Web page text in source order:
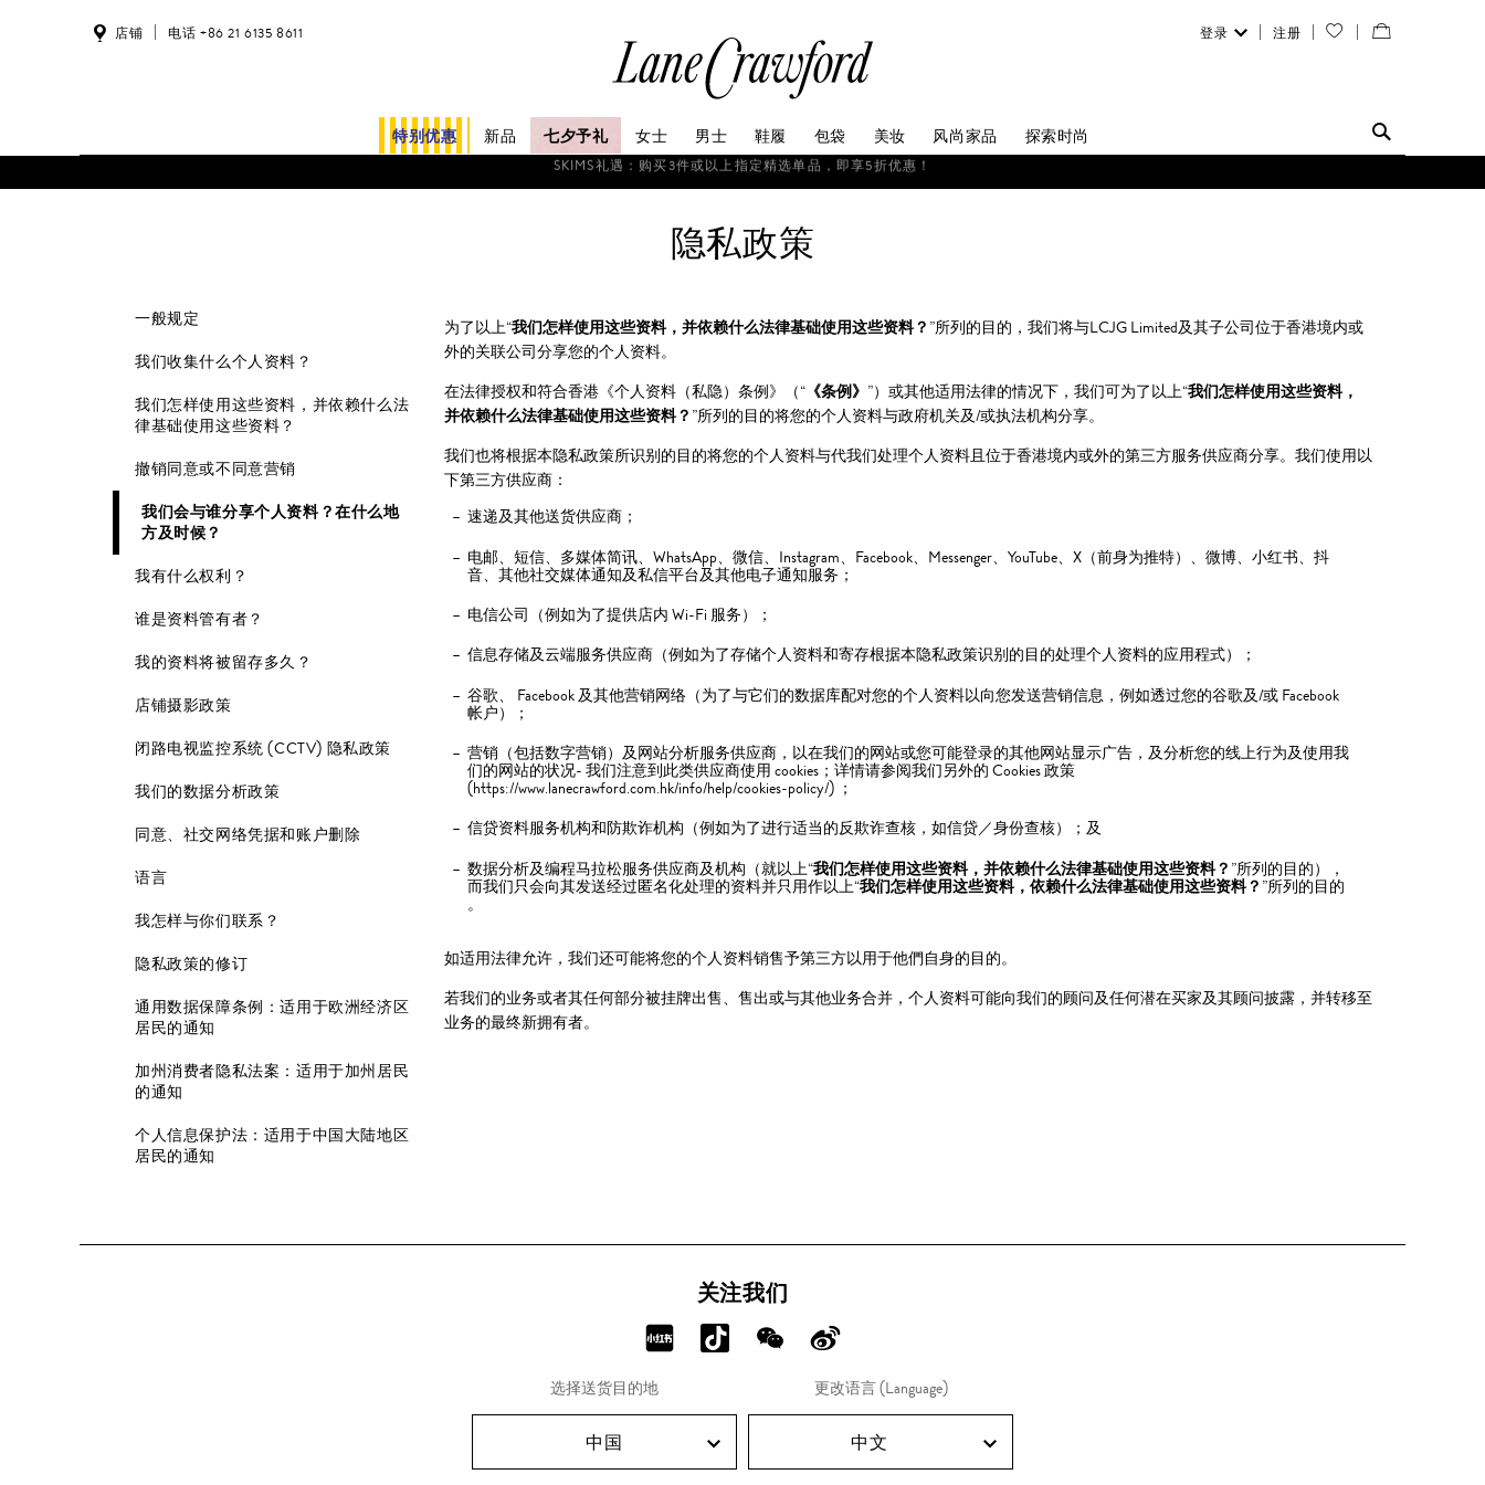
索
你
的
登录 注册 您
望 修
店铺 电话 +86 21 6135 8611
特别优惠 新品 七夕予礼 女士 男士 鞋履 包袋 美妆 风尚家品 探索时尚
客户资料更新和订单状态功能正在进行系统维护。如需协助，请联系我们的客户服务团队+86 21 6135 8611, +86 10 6622 0822 或 +86 16621175650。
隐私政策
一般规定
我们收集什么个人资料？
我们怎样使用这些资料，并依赖什么法
律基础使用这些资料？
撤销同意或不同意营销
我们会与谁分享个人资料？在什么地
方及时候？
我有什么权利？
谁是资料管有者？
我的资料将被留存多久？
店铺摄影政策
闭路电视监控系统 (CCTV) 隐私政策
我们的数据分析政策
同意、社交网络凭据和账户删除
语言
我怎样与你们联系？
隐私政策的修订
通用数据保障条例：适用于欧洲经济区
居民的通知
加州消费者隐私法案：适用于加州居民
的通知
个人信息保护法：适用于中国大陆地区
居民的通知
为了以上“我们怎样使用这些资料，并依赖什么法律基础使用这些资料？ ”所列的目的，我们将与LCJG Limited及其子公司位于香港境内或
外的关联公司分享您的个人资料。
在法律授权和符合香港《个人资料（私隐）条例》（“ 《条例》 ”）或其他适用法律的情况下，我们可为了以上“我们怎样使用这些资料，
并依赖什么法律基础使用这些资料？ ”所列的目的将您的个人资料与政府机关及/或执法机构分享。
我们也将根据本隐私政策所识别的目的将您的个人资料与代我们处理个人资料且位于香港境内或外的第三方服务供应商分享。我们使用以
下第三方供应商：
速递及其他送货供应商；
电邮、短信、多媒体简讯、WhatsApp、微信、Instagram、Facebook、Messenger、YouTube、X（前身为推特）、微博、小红书、抖
音、其他社交媒体通知及私信平台及其他电子通知服务；
电信公司（例如为了提供店内 Wi-Fi 服务）；
信息存储及云端服务供应商（例如为了存储个人资料和寄存根据本隐私政策识别的目的处理个人资料的应用程式）；
谷歌、 Facebook 及其他营销网络（为了与它们的数据库配对您的个人资料以向您发送营销信息，例如透过您的谷歌及/或 Facebook
帐户）；
营销（包括数字营销）及网站分析服务供应商，以在我们的网站或您可能登录的其他网站显示广告，及分析您的线上行为及使用我
们的网站的状况- 我们注意到此类供应商使用 cookies；详情请参阅我们另外的 Cookies 政策
(https://www.lanecrawford.com.hk/info/help/cookies-policy/) ；
信贷资料服务机构和防欺诈机构（例如为了进行适当的反欺诈查核，如信贷／身份查核）；及
数据分析及编程马拉松服务供应商及机构（就以上“我们怎样使用这些资料，并依赖什么法律基础使用这些资料？ ”所列的目的），
而我们只会向其发送经过匿名化处理的资料并只用作以上“我们怎样使用这些资料，依赖什么法律基础使用这些资料？ ”所列的目的
。
如适用法律允许，我们还可能将您的个人资料销售予第三方以用于他們自身的目的。
若我们的业务或者其任何部分被挂牌出售、售出或与其他业务合并，个人资料可能向我们的顾问及任何潜在买家及其顾问披露，并转移至
业务的最终新拥有者。
关注我们
分
RED!
分
Douyin!
分
WeChat!
分
享
Weibo!
选择送货目的地
中国
更改语言 (Language)
中文